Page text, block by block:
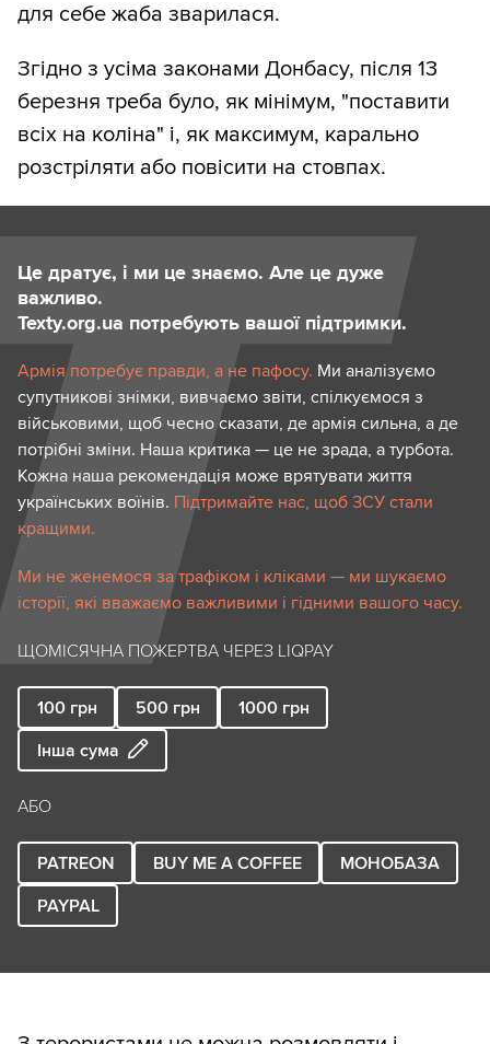
для себе жаба зварилася.
Згідно з усіма законами Донбасу, після 13
березня треба було, як мінімум, "поставити
всіх на коліна" і, як максимум, карально
розстріляти або повісити на стовпах.
Це дратує, і ми це знаємо. Але це дуже
важливо.
Texty.org.ua потребують вашої підтримки.
Армія потребує правди, а не пафосу. Ми аналізуємо
супутникові знімки, вивчаємо звіти, спілкуємося з
військовими, щоб чесно сказати, де армія сильна, а де
потрібні зміни. Наша критика — це не зрада, а турбота.
Кожна наша рекомендація може врятувати життя
українських воїнів. Підтримайте нас, щоб ЗСУ стали
кращими.
Ми не женемося за трафіком і кліками — ми шукаємо
історії, які вважаємо важливими і гідними вашого часу.
ЩОМІСЯЧНА ПОЖЕРТВА ЧЕРЕЗ LIQPAY
100 грн 500 грн 1000 грн
Інша сума
АБО
PATREON BUY ME A COFFEE
МОНОБАЗА
PAYPAL